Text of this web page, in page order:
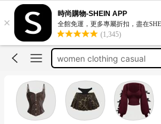
×
時尚購物-SHEIN APP
全館免運，更多專屬折扣，盡在
(1,345)
bikini
motf
romwe
women clothing casual
bikini
motf